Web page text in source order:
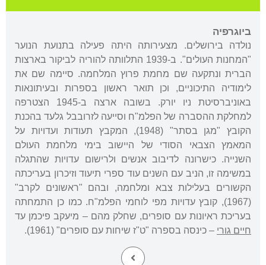
ביוגרפיה
נולדה בירושלים. מצעירותה היתה פעילה בתנועת הנוער
"המחנות העולים". ב-1939 התלוותה להוריה לביקור בארצות
הברית ונתקעה שם מחמת פרוץ המלחמה. סיימה שם את
לימודיה התיכוניים, וכן תואר ראשון בספרות ובעיתונאות
באוניברסיטת ניו יורק. בשובה ארצה ב-1945 הצטרפה
למחלקת ההסברה של הפלמ"ח וסייעה לזרובבל גלעד בהכנת
הקובץ "מגן בסתר" (1948), המקבץ תעודות ועדויות על
המאמץ הצבאי הסודי של היישוב בימי מלחמת העולם
השנייה. כישרונה לדיבוב אנשים ולרישום עדויות שהתגלה
במשימה זו, הניב עם השנים עוד ספרי תיעוד וזיכרון בעריכתה
הקשורים בעלילות צבא ומלחמה, ובהם "ראשונים לקרב"
(1967), קובץ עדויות מפי לוחמי הפלמ"ח. כמו כן התמחתה
בעריכת ראיונות עם סופרים, שחלק מהם – מיעקב פיכמן עד
חיים גורי – כינסה בספרה "ט"ז שיחות עם סופרים" (1961).